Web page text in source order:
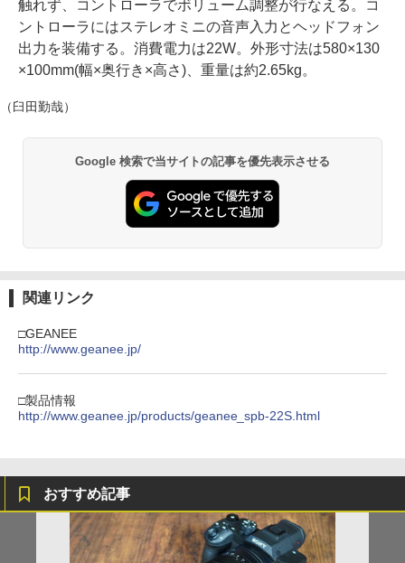
触れず、コントローラでボリューム調整が行なえる。コ
ントローラにはステレオミニの音声入力とヘッドフォン
出力を装備する。消費電力は22W。外形寸法は580×130
×100mm(幅×奥行き×高さ)、重量は約2.65kg。
（臼田勤哉）
Google 検索で当サイトの記事を優先表示させる
関連リンク
□GEANEE
http://www.geanee.jp/
□製品情報
http://www.geanee.jp/products/geanee_spb-22S.html
おすすめ記事